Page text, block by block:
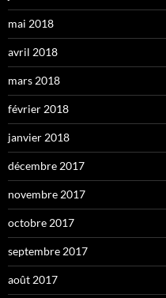
mai 2018
avril 2018
mars 2018
février 2018
janvier 2018
décembre 2017
novembre 2017
octobre 2017
septembre 2017
août 2017